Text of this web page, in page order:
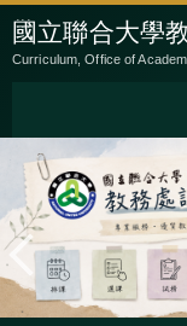
跳
到
內
容
區
:::
國立聯合大學
Curriculum, Office of